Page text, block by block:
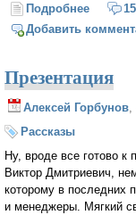
Подробнее о
Добавить
Презентация
Алексей Горбунов,
Рассказы
Ну, вроде все готово к
Виктор Дмитриевич,
которому в последних
и менеджеры. Мягкий